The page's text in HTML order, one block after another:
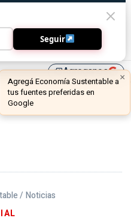
library_addAgreganos
/ Noticias
Seguir